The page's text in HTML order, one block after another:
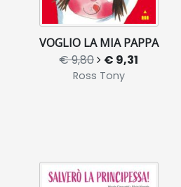
VOGLIO LA MIA PAPPA
€ 9,80 € 9,31
Ross Tony